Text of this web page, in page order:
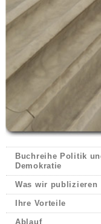
Buchreihe Politik
Demokratie
Was wir publizieren
Ihre Vorteile
Ablauf